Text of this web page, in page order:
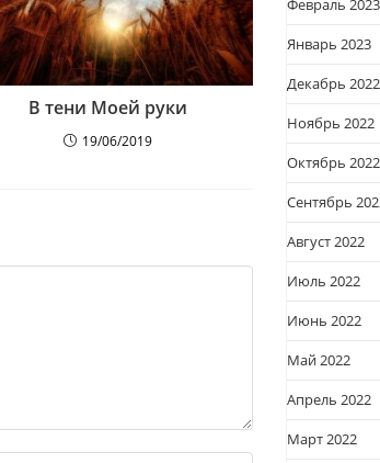
В тени Моей руки
19/06/2019
Февраль 2023
Январь 2023
Декабрь 2022
Ноябрь 2022
Октябрь 2022
Сентябрь
Август 2022
Июль 2022
Июнь 2022
Май 2022
Апрель 2022
Март 2022